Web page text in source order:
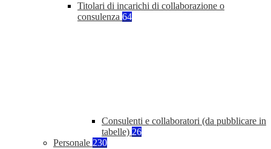
Titolari di incarichi di collaborazione o
consulenza 64
Consulenti e collaboratori (da pubblicare in
tabelle) 26
Personale 230